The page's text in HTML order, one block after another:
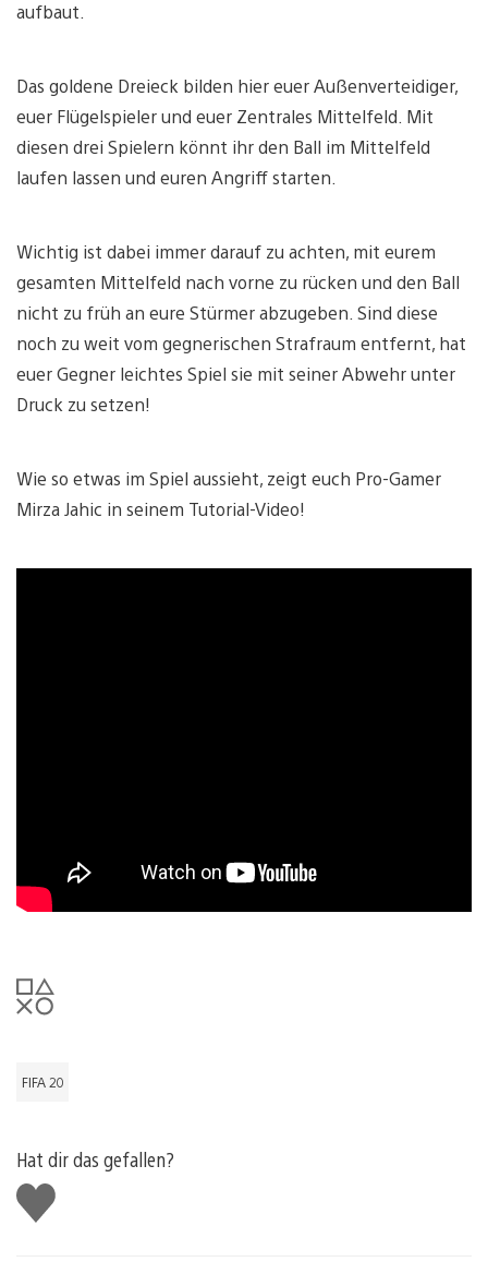
aufbaut.
Das goldene Dreieck bilden hier euer Außenverteidiger,
euer Flügelspieler und euer Zentrales Mittelfeld. Mit
diesen drei Spielern könnt ihr den Ball im Mittelfeld
laufen lassen und euren Angriff starten.
Wichtig ist dabei immer darauf zu achten, mit eurem
gesamten Mittelfeld nach vorne zu rücken und den Ball
nicht zu früh an eure Stürmer abzugeben. Sind diese
noch zu weit vom gegnerischen Strafraum entfernt, hat
euer Gegner leichtes Spiel sie mit seiner Abwehr unter
Druck zu setzen!
Wie so etwas im Spiel aussieht, zeigt euch Pro-Gamer
Mirza Jahic in seinem Tutorial-Video!
FIFA 20
Hat dir das gefallen?
Gefällt
mir